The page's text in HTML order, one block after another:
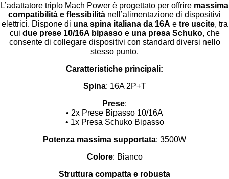
L’adattatore triplo Mach Power è progettato per offrire massima
compatibilità e flessibilità nell’alimentazione di dispositivi
elettrici. Dispone di una spina italiana da 16A e tre uscite, tra
cui due prese 10/16A bipasso e una presa Schuko, che
consente di collegare dispositivi con standard diversi nello
stesso punto.
Caratteristiche principali:
Spina: 16A 2P+T
Prese:
• 2x Prese Bipasso 10/16A
• 1x Presa Schuko Bipasso
Potenza massima supportata: 3500W
Colore: Bianco
Struttura compatta e robusta